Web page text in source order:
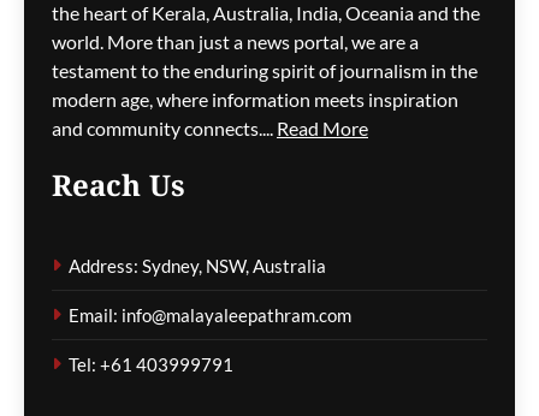
ജീവനക്കാരുടെ ക്ഷാമം –
സിഡ്നി
വിമാനത്താവളത്തിൽ
നൂറിലധികം സർവീസുകൾ
വൈകി
വയോധികർ മരിച്ച
സംഭവം; മെൽബൺ സെന്റ്
the heart of Kerala, Australia, India, Oceania and the
world. More than just a news portal, we are a
testament to the enduring spirit of journalism in the
modern age, where information meets inspiration
and community connects.... Read More
Reach Us
Address: Sydney, NSW, Australia
Email: info@malayaleepathram.com
Tel: +61 403999791